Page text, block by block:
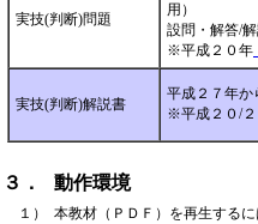
実技(判断)問題
用）
設問・解答/
※平成２０年
実技(判断)解説書
平成２７年か
※平成２０/２
３． 動作環境
１） 本教材（ＰＤＦ）を再生する